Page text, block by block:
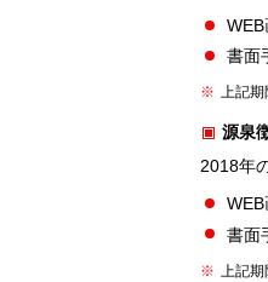
書面
上記期
源泉
2018年
書面
上記